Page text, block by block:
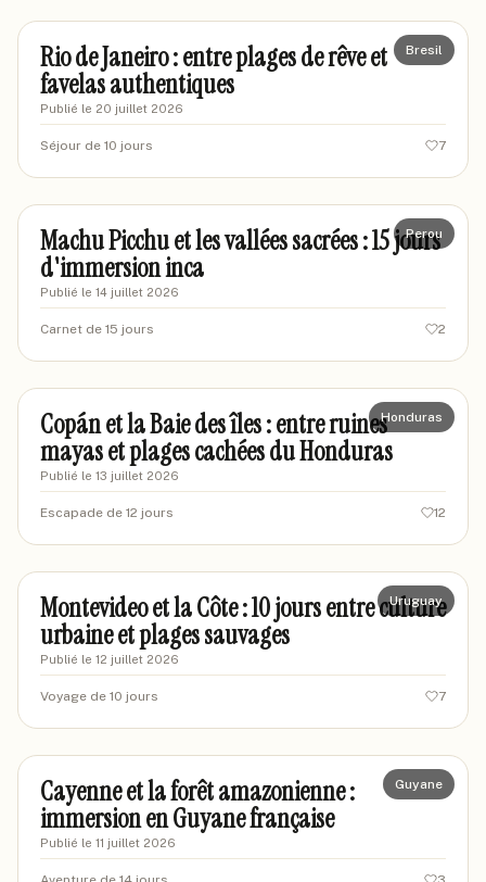
Bresil
Rio de Janeiro : entre plages de rêve et
favelas authentiques
Publié le 20 juillet 2026
Séjour de 10 jours 7
marchanddesouvenirs
Perou
Machu Picchu et les vallées sacrées : 15 jours
d'immersion inca
Publié le 14 juillet 2026
Carnet de 15 jours 2
marievoyageuse92
Honduras
Copán et la Baie des îles : entre ruines
mayas et plages cachées du Honduras
Publié le 13 juillet 2026
Escapade de 12 jours 12
marcvoyageur
Uruguay
Montevideo et la Côte : 10 jours entre culture
urbaine et plages sauvages
Publié le 12 juillet 2026
Voyage de 10 jours 7
marctraveler87
Guyane
Cayenne et la forêt amazonienne :
immersion en Guyane française
Publié le 11 juillet 2026